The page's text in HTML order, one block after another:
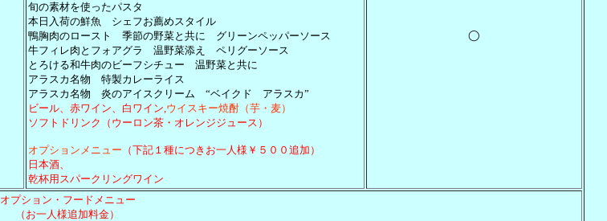
旬の素材を使ったパスタ
本日入荷の鮮魚 シェフお薦めスタイル
鴨胸肉のロースト 季節の野菜と共に グリーンペッパーソース
牛フィレ肉とフォアグラ 温野菜添え ペリグーソース
とろける和牛肉のビーフシチュー 温野菜と共に
アラスカ名物 特製カレーライス
アラスカ名物 炎のアイスクリーム “ベイクド アラスカ”
ビール、赤ワイン、白ワイン,ウイスキー焼酎（芋・麦）
ソフトドリンク（ウーロン茶・オレンジジュース）
オプションメニュー （下記１種につきお一人様￥５００追加）
日本酒、
乾杯用スパークリングワイン
◯
オプション・フードメニュー
（お一人様追加料金）